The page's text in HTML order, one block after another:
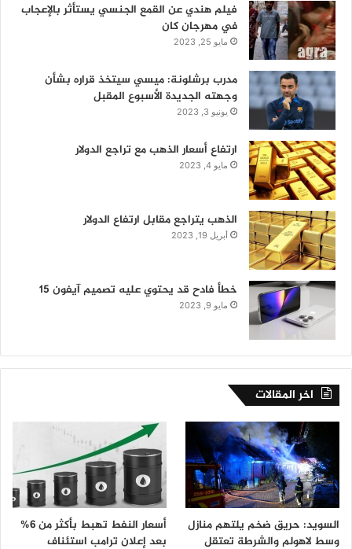
فيلم هندي عن القمع الجنسي يستأثر بالإعجاب
في مهرجان كان
مايو 25, 2023
مدرب برشلونة: ميسي سيتخذ قراره بشأن
وجهته الجديدة الأسبوع المقبل
يونيو 3, 2023
ارتفاع أسعار الذهب مع تراجع الدولار
مايو 4, 2023
الذهب يتراجع مقابل ارتفاع الدولار
أبريل 19, 2023
خطأ فادح قد يحتوي عليه تصميم آيفون 15
مايو 9, 2023
اخر المقالات
السويد: حريق ضخم يلتهم منازل
وسط لاهولم والشرطة تعتقل
أسعار النفط تهبط بأكثر من 6%
بعد إعلان ترامب استئناف